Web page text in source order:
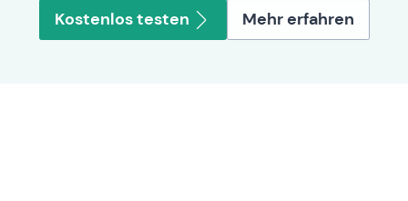
Kostenlos testen Mehr erfahren